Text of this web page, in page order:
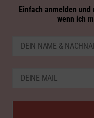
Einfach anmelden
wenn ich